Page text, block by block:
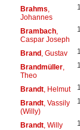
Brahms
Johannes
Brambach,
Caspar Joseph
Brand, Gustav
Brandmüller,
Theo
Brandt, Helmut
Brandt, Vassily
(Willy)
Brandt, Willy